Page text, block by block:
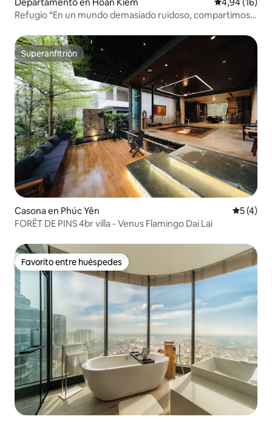
Refugio “En un mundo demasiado ruidoso, compartimos
Superanfitrión
Superanfitrión
Casona en Phúc Yên
5 (4)
FORÊT DE PINS 4br villa - Venus Flamingo Dai Lai
Favorito entre huéspedes
Favorito entre huéspedes